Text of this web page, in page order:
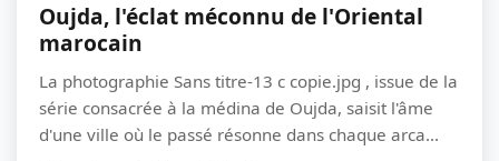
Oujda, l'éclat méconnu de l'Oriental
marocain
La photographie Sans titre-13 c copie.jpg , issue de la
série consacrée à la médina de Oujda, saisit l'âme
d'une ville où le passé résonne dans chaque arca...